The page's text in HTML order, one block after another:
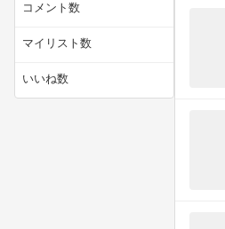
コメント数
マイリスト数
いいね数